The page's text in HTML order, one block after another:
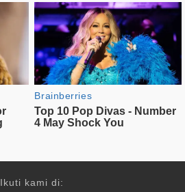
Ikuti kami di: